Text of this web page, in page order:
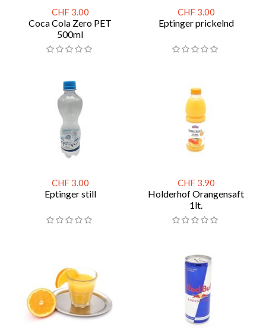
CHF 3.00
Coca Cola Zero PET
500ml
CHF 3.00
Eptinger prickelnd
CHF 3.00
Eptinger still
CHF 3.90
Holderhof Orangensaft
1lt.